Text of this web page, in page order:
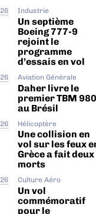
Industrie
Un septième
Boeing 777-9
rejoint le
programme
d’essais en vol
Aviation Générale
Daher livre le
premier TBM 980
au Brésil
Hélicoptère
Une collision en
vol sur les feux
Grèce a fait deux
morts
Culture Aéro
Un vol
commémoratif
pour le